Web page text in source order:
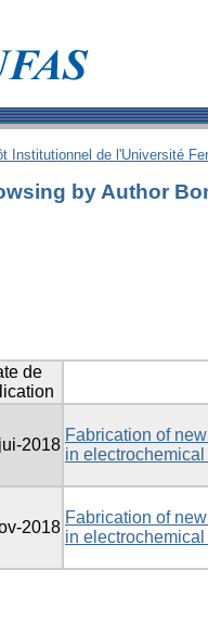
Institutionnel de l'Université
by Author
de
2018
Fabrication of
in
2018
Fabrication of
in